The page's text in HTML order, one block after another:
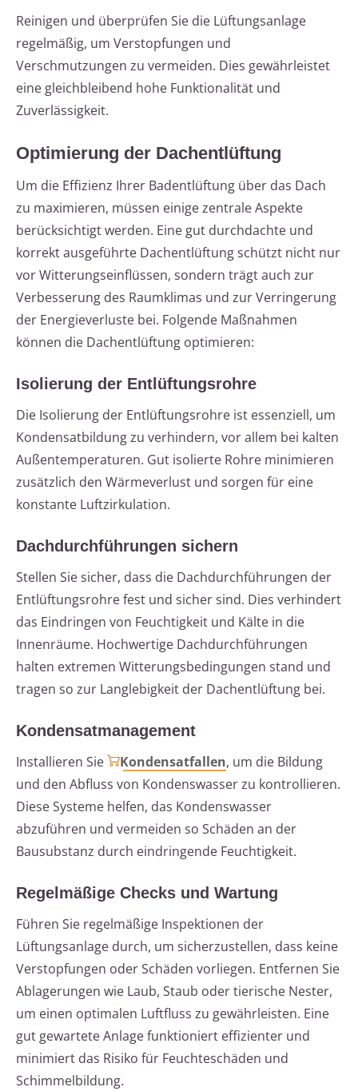
Reinigen und überprüfen Sie die Lüftungsanlage
regelmäßig, um Verstopfungen und
Verschmutzungen zu vermeiden. Dies gewährleistet
eine gleichbleibend hohe Funktionalität und
Zuverlässigkeit.
Optimierung der Dachentlüftung
Um die Effizienz Ihrer Badentlüftung über das Dach
zu maximieren, müssen einige zentrale Aspekte
berücksichtigt werden. Eine gut durchdachte und
korrekt ausgeführte Dachentlüftung schützt nicht nur
vor Witterungseinflüssen, sondern trägt auch zur
Verbesserung des Raumklimas und zur Verringerung
der Energieverluste bei. Folgende Maßnahmen
können die Dachentlüftung optimieren:
Isolierung der Entlüftungsrohre
Die Isolierung der Entlüftungsrohre ist essenziell, um
Kondensatbildung zu verhindern, vor allem bei kalten
Außentemperaturen. Gut isolierte Rohre minimieren
zusätzlich den Wärmeverlust und sorgen für eine
konstante Luftzirkulation.
Dachdurchführungen sichern
Stellen Sie sicher, dass die Dachdurchführungen der
Entlüftungsrohre fest und sicher sind. Dies verhindert
das Eindringen von Feuchtigkeit und Kälte in die
Innenräume. Hochwertige Dachdurchführungen
halten extremen Witterungsbedingungen stand und
tragen so zur Langlebigkeit der Dachentlüftung bei.
Kondensatmanagement
Installieren Sie
Kondensatfallen, um die Bildung
und den Abfluss von Kondenswasser zu kontrollieren.
Diese Systeme helfen, das Kondenswasser
abzuführen und vermeiden so Schäden an der
Bausubstanz durch eindringende Feuchtigkeit.
Regelmäßige Checks und Wartung
Führen Sie regelmäßige Inspektionen der
Lüftungsanlage durch, um sicherzustellen, dass keine
Verstopfungen oder Schäden vorliegen. Entfernen Sie
Ablagerungen wie Laub, Staub oder tierische Nester,
um einen optimalen Luftfluss zu gewährleisten. Eine
gut gewartete Anlage funktioniert effizienter und
minimiert das Risiko für Feuchteschäden und
Schimmelbildung.